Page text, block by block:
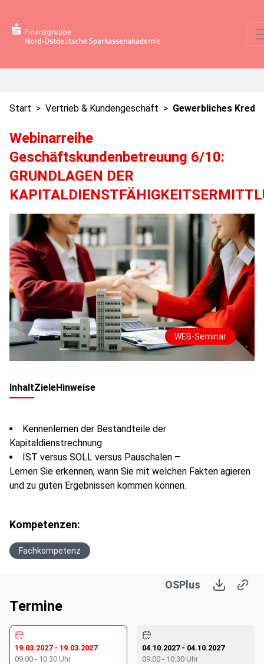
Start > Vertrieb & Kundengeschäft > Gewerbliches
Webinarreihe
Geschäftskundenbetreuung 6/10:
GRUNDLAGEN DER
WEB-Seminar
InhaltZieleHinweise
Kennenlernen der Bestandteile der
Kapitaldienstrechnung
IST versus SOLL versus Pauschalen –
Lernen Sie erkennen, wann Sie mit welchen Fakten agieren
und zu guten Ergebnissen kommen können.
Kompetenzen:
Fachkompetenz
OSPlus
Termine
19.03.2027- 19.03.2027
09:00 - 10:30 Uhr
04.10.2027- 04.10.2027
09:00 - 10:30 Uhr